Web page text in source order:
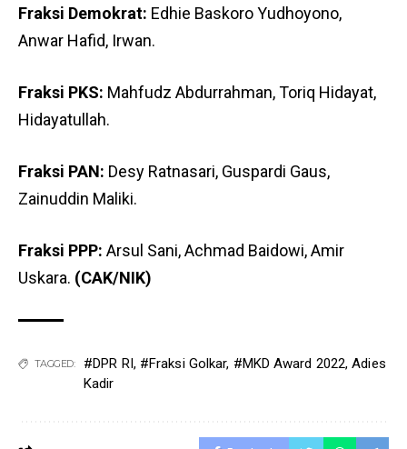
Fraksi Demokrat: Edhie Baskoro Yudhoyono,
Anwar Hafid, Irwan.
Fraksi PKS: Mahfudz Abdurrahman, Toriq Hidayat,
Hidayatullah.
Fraksi PAN: Desy Ratnasari, Guspardi Gaus,
Zainuddin Maliki.
Fraksi PPP: Arsul Sani, Achmad Baidowi, Amir
Uskara. (CAK/NIK)
TAGGED: #DPR RI, #Fraksi Golkar, #MKD Award 2022,Adies
Kadir